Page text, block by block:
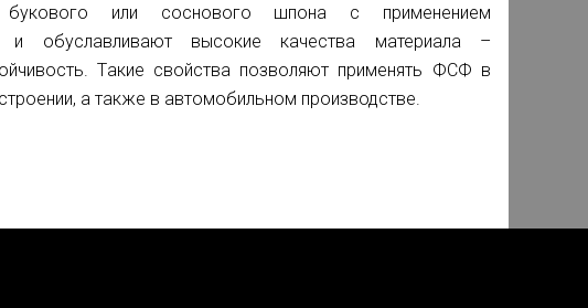
букового или соснового шпона с применением
и обуславливают высокие качества материала –
Такие свойства позволяют применять ФСФ в
а также в автомобильном производстве.